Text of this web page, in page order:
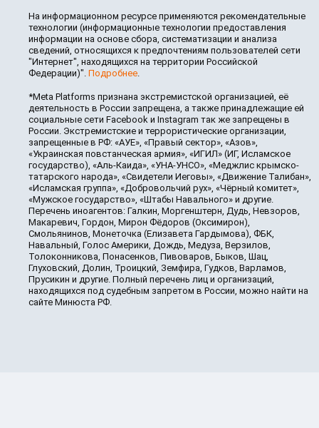
На информационном ресурсе применяются рекомендательные
технологии (информационные технологии предоставления
информации на основе сбора, систематизации и анализа
сведений, относящихся к предпочтениям пользователей сети
"Интернет", находящихся на территории Российской
Федерации)". Подробнее.
*Meta Platforms признана экстремистской организацией, её
деятельность в России запрещена, а также принадлежащие ей
социальные сети Facebook и Instagram так же запрещены в
России. Экстремистские и террористические организации,
запрещенные в РФ: «АУЕ», «Правый сектор», «Азов»,
«Украинская повстанческая армия», «ИГИЛ» (ИГ, Исламское
государство), «Аль-Каида», «УНА-УНСО», «Меджлис крымско-
татарского народа», «Свидетели Иеговы», «Движение Талибан»,
«Исламская группа», «Добровольчий рух», «Чёрный комитет»,
«Мужское государство», «Штабы Навального» и другие.
Перечень иноагентов: Галкин, Моргенштерн, Дудь, Невзоров,
Макаревич, Гордон, Мирон Фёдоров (Оксимирон),
Смольянинов, Монеточка (Елизавета Гардымова), ФБК,
Навальный, Голос Америки, Дождь, Медуза, Верзилов,
Толоконникова, Понасенков, Пивоваров, Быков, Шац,
Глуховский, Долин, Троицкий, Земфира, Гудков, Варламов,
Прусикин и другие. Полный перечень лиц и организаций,
находящихся под судебным запретом в России, можно найти на
сайте Минюста РФ.